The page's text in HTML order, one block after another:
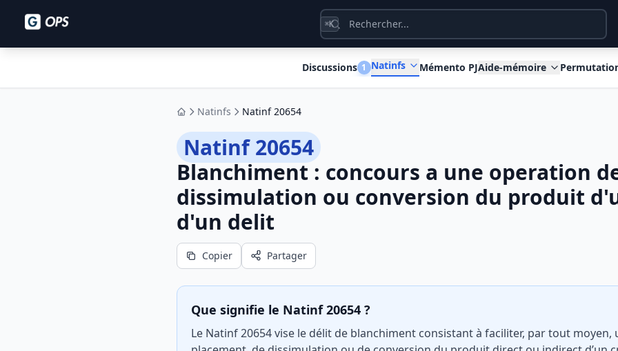
⌘K
Discussions 1 Natinfs Mémento PJAide-mémoire
AccueilNatinfs Natinf 20654
Natinf 20654
Blanchiment : concours a une operation
dissimulation ou conversion du produit
d'un delit
Copier Partager
Que signifie le Natinf 20654 ?
Le Natinf 20654 vise le délit de blanchiment consistant à faciliter, par tout